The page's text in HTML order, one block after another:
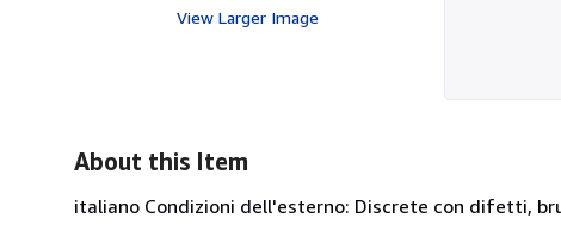
View Larger Image
About this Item
italiano Condizioni dell'esterno: Discrete con difetti,